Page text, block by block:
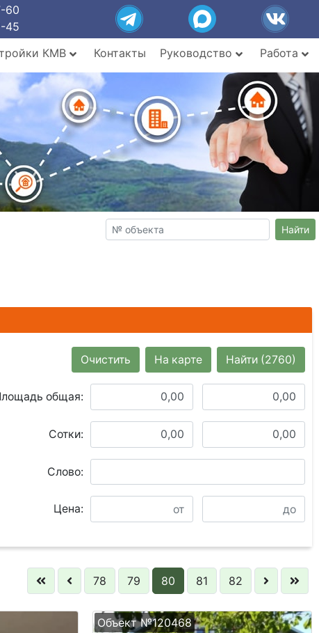
60
45
КМВ Контакты Руководство Работа
Найти
Найти (2760)
На карте
Очистить
общая:
Сотки:
Слово:
Цена:
78 79 80 81 82
Объект №120468